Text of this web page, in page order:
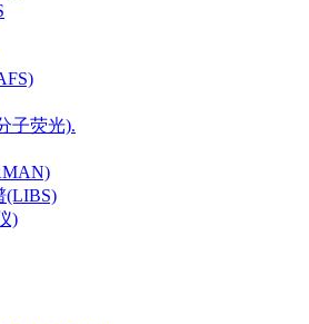
子荧光).
(LIBS)
)